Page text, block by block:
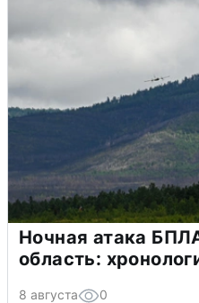
Ночная атака
область:
8 августа 0